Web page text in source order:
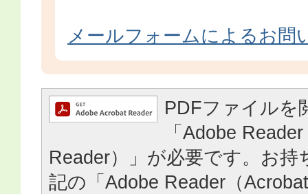
メールフォームによるお問
PDFファイルを
「Adobe
Reader）」が必要です。お持
記の「Adobe Reader（